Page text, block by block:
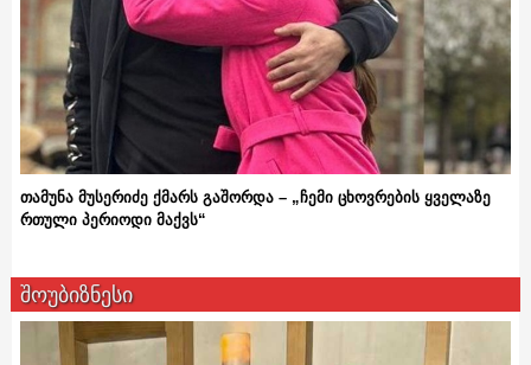
თამუნა მუსერიძე ქმარს გაშორდა – „ჩემი ცხოვრების ყველაზე
რთული პერიოდი მაქვს“
შოუბიზნესი